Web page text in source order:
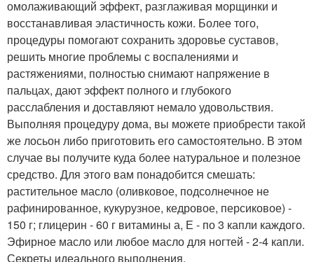
омолаживающий эффект, разглаживая морщинки и
восстанавливая эластичность кожи. Более того,
процедуры помогают сохранить здоровье суставов,
решить многие проблемы с воспалениями и
растяжениями, полностью снимают напряжение в
пальцах, дают эффект полного и глубокого
расслабления и доставляют немало удовольствия.
Выполняя процедуру дома, вы можете приобрести такой
же лосьон либо приготовить его самостоятельно. В этом
случае вы получите куда более натуральное и полезное
средство. Для этого вам понадобится смешать:
растительное масло (оливковое, подсолнечное не
рафинированное, кукурузное, кедровое, персиковое) -
150 г; глицерин - 60 г витамины а, Е - по 3 капли каждого.
Эфирное масло или любое масло для ногтей - 2-4 капли.
Секреты идеального выполнения.